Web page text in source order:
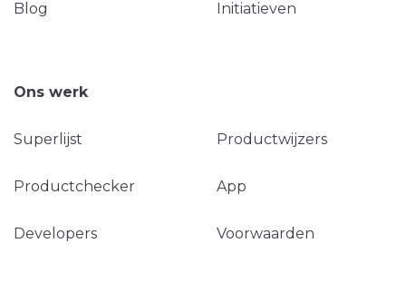
Blog Initiatieven
Ons werk
Superlijst Productwijzers
Productchecker App
Developers Voorwaarden